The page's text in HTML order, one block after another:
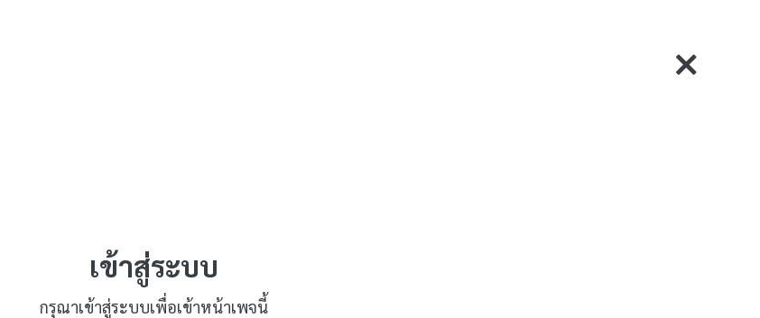
เข้าสู่ระบบ
กรุณาเข้าสู่ระบบเพื่อเข้าหน้าเพจนี้